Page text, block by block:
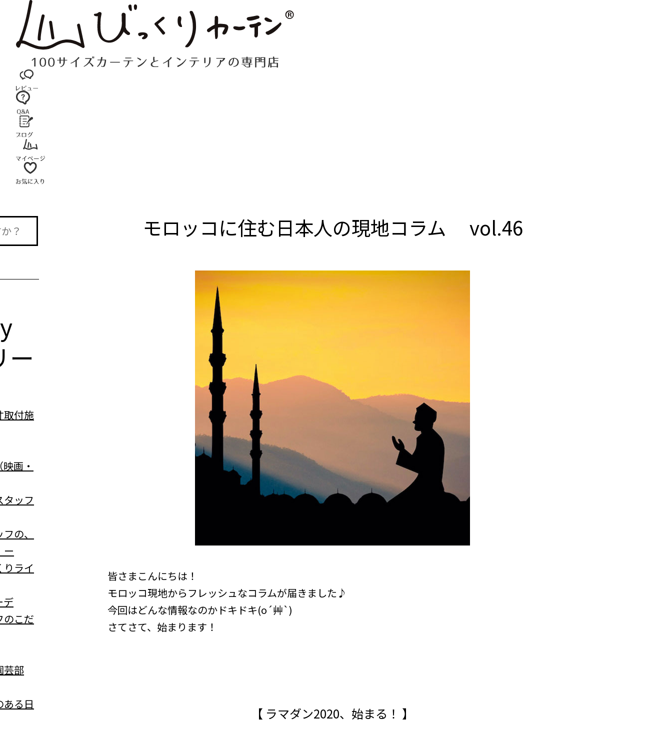
モロッコに住む日本人の現地コラム vol.46
皆さまこんにちは！
モロッコ現地からフレッシュなコラムが届きました♪
今回はどんな情報なのかドキドキ(o´艸`)
さてさて、始まります！
【 ラマダン2020、始まる！ 】
ー
取付施
画・
ッフ
の、
ー
ライ
デ
のこだ
芸部
る日